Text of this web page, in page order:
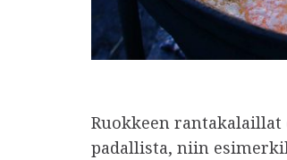
Ruokkeen
padallista, niin